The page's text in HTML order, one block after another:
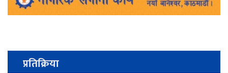
प्रतिक्रिया